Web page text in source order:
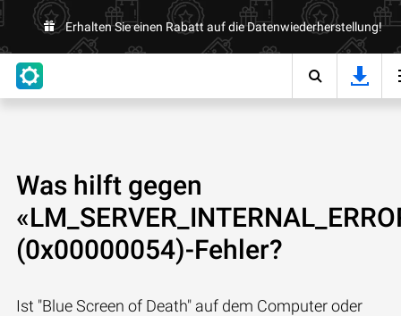
Erhalten Sie einen Rabatt auf die Datenwiederherstellung!
Was hilft gegen
(0x00000054)-Fehler?
Ist "Blue Screen of Death" auf dem Computer oder